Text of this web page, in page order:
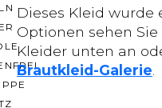
Dieses Kleid wurde
Optionen sehen
Kleider unten an
Brautkleid-Galerie